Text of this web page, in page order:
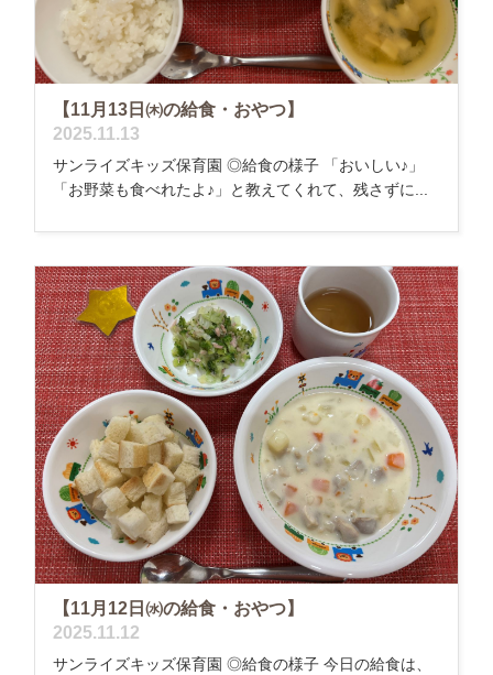
【11月13日㈭の給食・おやつ】
2025.11.13
サンライズキッズ保育園 ◎給食の様子 「おいしい♪」
「お野菜も食べれたよ♪」と教えてくれて、残さずに...
【11月12日㈬の給食・おやつ】
2025.11.12
サンライズキッズ保育園 ◎給食の様子 今日の給食は、